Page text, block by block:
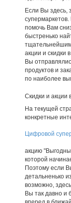
Если Вы здесь,
помочь Вам
быстренько
акции и скидки
Вы
продуктов и
по наиболее
Скидки и акции
На текущей
конкретные
Цифровой
акцию
которой
Поэтому если
детальненько
возможно,
Вы так давно и